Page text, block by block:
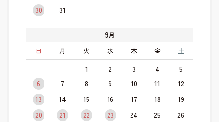
30
31
9月
日
月 火 水 木 金 土
1 2 3 4
5
6
7 8 9 10 11
12
13
14 15 16 17 18
19
20
21 22 23 24 25
26